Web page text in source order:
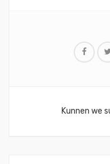
Kunnen we